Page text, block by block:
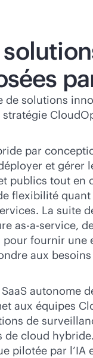
de solutions
par
et gérer
publics tout en
flexibilité
La suite
as-a-service,
pour fournir une
aux
autonome
aux équipes
de
de cloud
pilotée par l’IA